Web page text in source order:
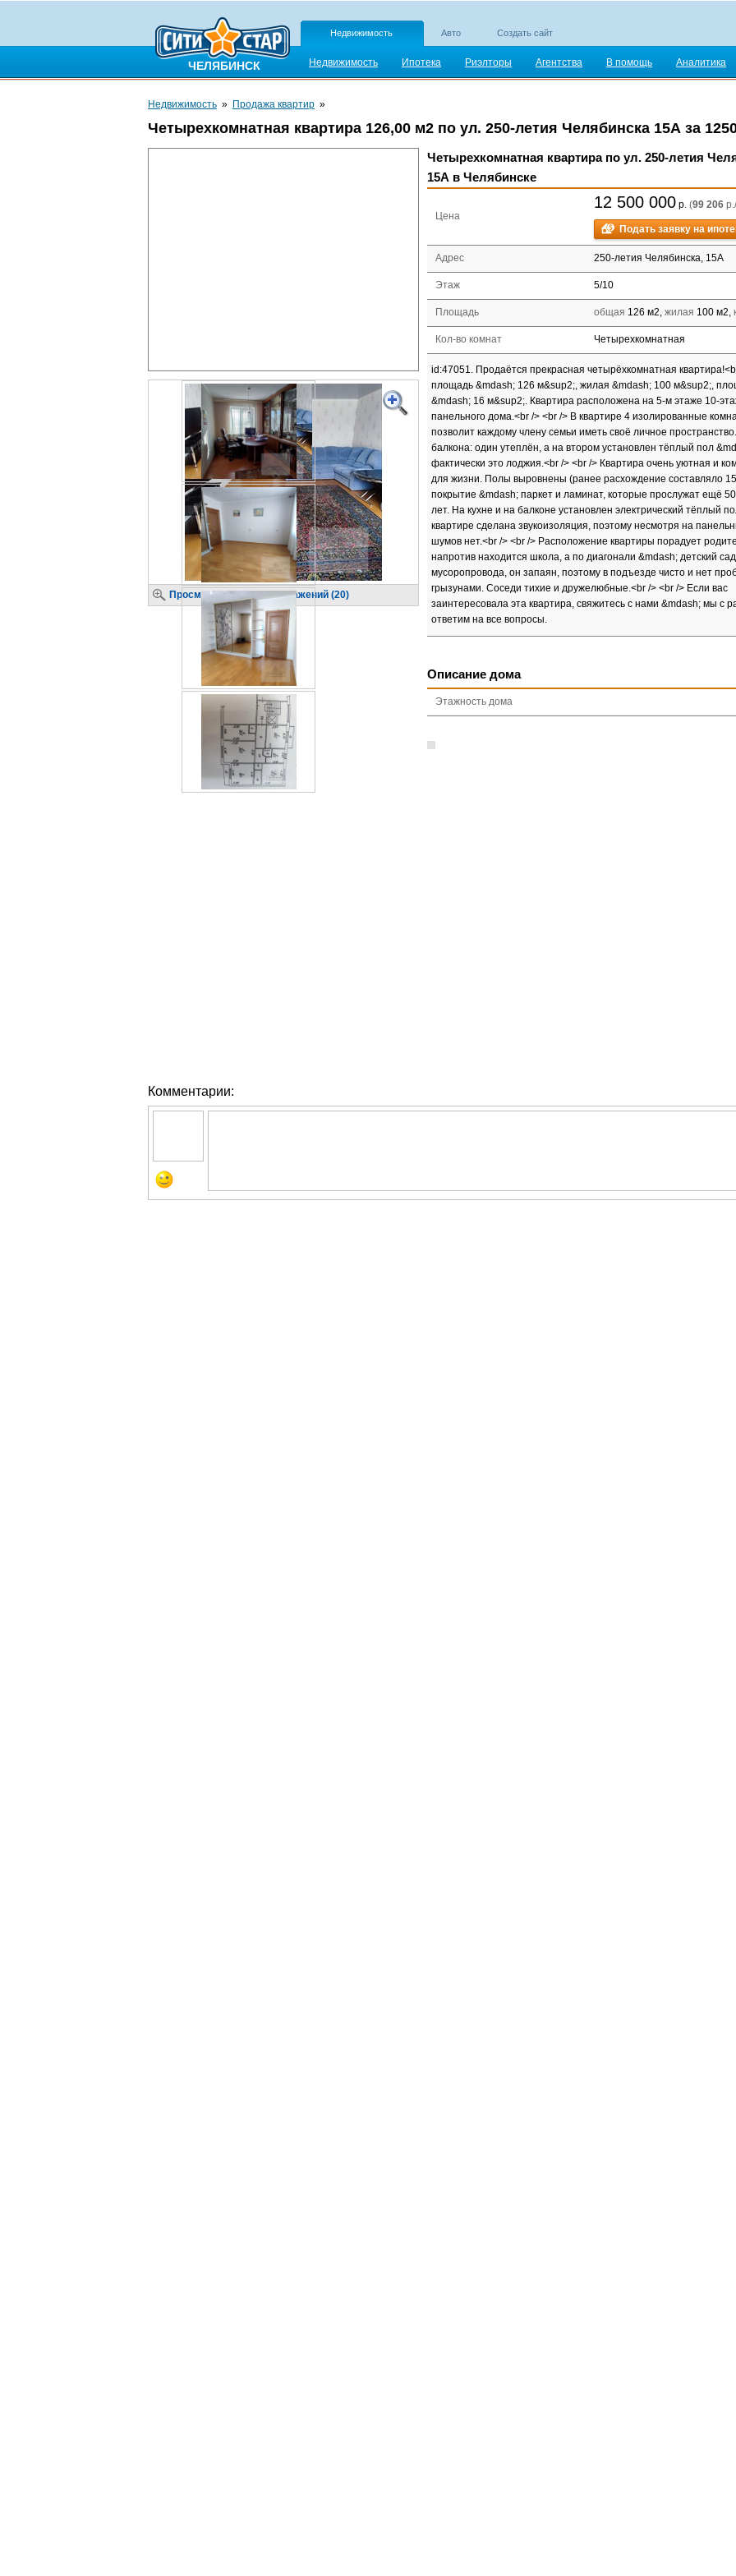
ЧЕЛЯБИНСК
Недвижимость Авто Создать сайт
Недвижимость Ипотека Риэлторы Агентства В помощь Аналитика
Недвижимость » Продажа квартир »
Четырехкомнатная квартира 126,00 м2 по ул. 250-летия Челябинска 15А за
Просмотр крупных изображений (20)
Четырехкомнатная квартира по ул. 250-летия
15А в Челябинске
Цена
12 500 000 р. (99 206
Подать заявку на
Адрес 250-летия Челябинска, 15А
Этаж 5/10
Площадь общая 126 м2, жилая 100 м2,
Кол-во комнат Четырехкомнатная
id:47051. Продаётся прекрасная четырёхкомнатная
площадь &mdash; 126 м&sup2;, жилая &mdash; 100 м&sup2;,
&mdash; 16 м&sup2;. Квартира расположена на 5-м этаже 10-
панельного дома.<br /> <br /> В квартире 4 изолированные
позволит каждому члену семьи иметь своё личное
балкона: один утеплён, а на втором установлен тёплый пол
фактически это лоджия.<br /> <br /> Квартира очень уютная и
для жизни. Полы выровнены (ранее расхождение составляло
покрытие &mdash; паркет и ламинат, которые прослужат ещё
лет. На кухне и на балконе установлен электрический тёплый
квартире сделана звукоизоляция, поэтому несмотря на
шумов нет.<br /> <br /> Расположение квартиры порадует
напротив находится школа, а по диагонали &mdash; детский
мусоропровода, он запаян, поэтому в подъезде чисто и нет
грызунами. Соседи тихие и дружелюбные.<br /> <br /> Если вас
заинтересовала эта квартира, свяжитесь с нами &mdash; мы с
ответим на все вопросы.
Описание дома
Этажность дома
Комментарии: